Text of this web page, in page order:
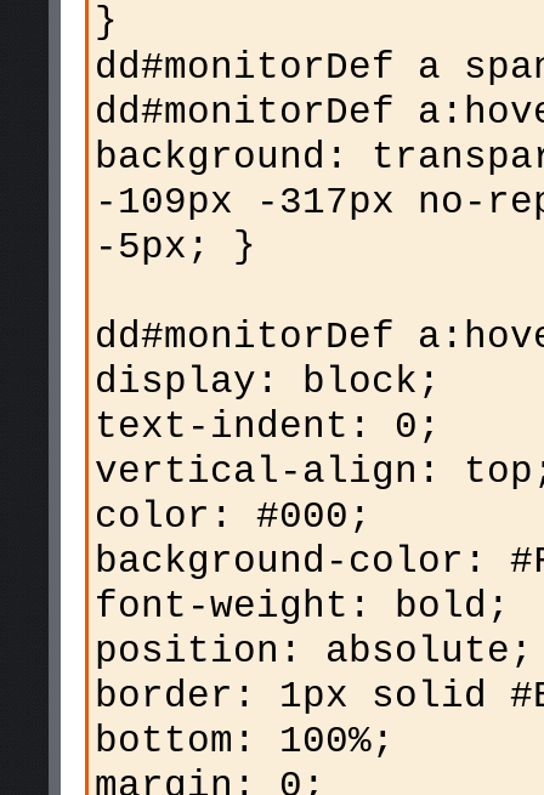
}
dd#monitorDef a
dd#monitorDef
background:
-109px -317px
-5px; }
dd#monitorDef
display: block;
text-indent: 0;
vertical-align:
color: #000;
background-color:
font-weight: bold;
position: absolute;
border: 1px solid
bottom: 100%;
margin: 0;